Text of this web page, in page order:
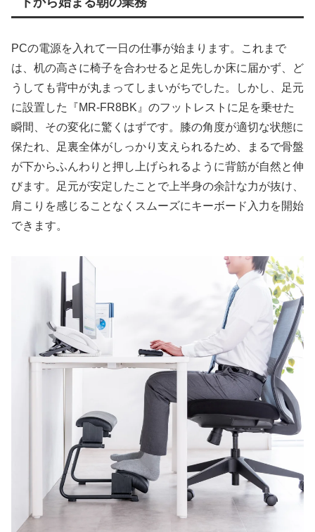
PCの電源を入れて一日の仕事が始まります。これまで
は、机の高さに椅子を合わせると足先しか床に届かず、ど
うしても背中が丸まってしまいがちでした。しかし、足元
に設置した『MR-FR8BK』のフットレストに足を乗せた
瞬間、その変化に驚くはずです。膝の角度が適切な状態に
保たれ、足裏全体がしっかり支えられるため、まるで骨盤
が下からふんわりと押し上げられるように背筋が自然と伸
びます。足元が安定したことで上半身の余計な力が抜け、
肩こりを感じることなくスムーズにキーボード入力を開始
できます。